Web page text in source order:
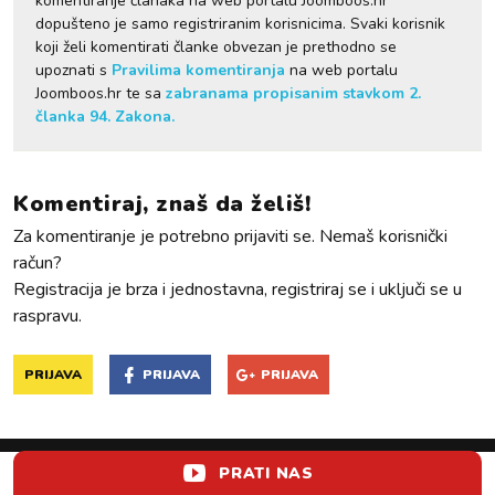
dopušteno je samo registriranim korisnicima. Svaki korisnik
koji želi komentirati članke obvezan je prethodno se
upoznati s Pravilima komentiranja na web portalu
Joomboos.hr te sa zabranama propisanim stavkom 2.
članka 94. Zakona.
Komentiraj, znaš da želiš!
Za komentiranje je potrebno prijaviti se. Nemaš korisnički
račun?
Registracija je brza i jednostavna, registriraj se i uključi se u
raspravu.
PRIJAVA PRIJAVA PRIJAVA
PRATI NAS